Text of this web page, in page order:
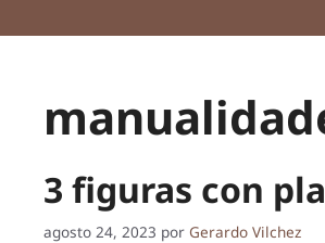
3 figuras con
agosto 24, 2023 por Gerardo Vilchez